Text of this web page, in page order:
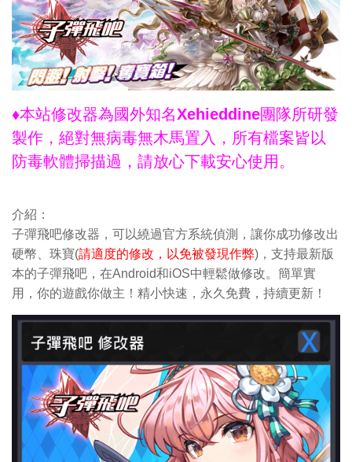
♦本站修改器為國外知名Xehieddine團隊所研發
製作，絕對無病毒無木馬置入，所有檔案皆以
防毒軟體掃描過，請放心下載安心使用。
介紹：
子彈飛吧修改器，可以繞過官方系統偵測，讓你成功修改出
硬幣、珠寶(請適度的修改，以免被發現作弊)，支持最新版
本的子彈飛吧，在Android和iOS中輕鬆做修改。簡單實
用，你的遊戲你做主！精小快速，永久免費，持續更新！